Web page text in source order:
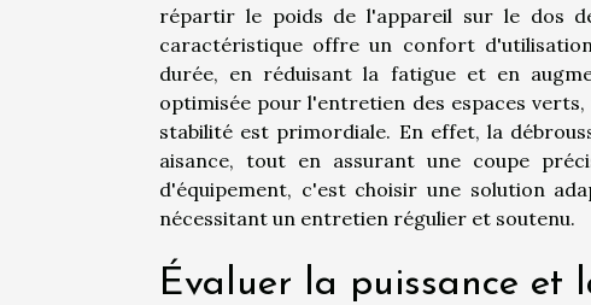
répartir le poids de l'appareil sur le dos
caractéristique offre un confort
durée, en réduisant la fatigue et en
optimisée pour l'entretien des espaces
stabilité est primordiale. En effet, la
aisance, tout en assurant une coupe
d'équipement, c'est choisir une solution
nécessitant un entretien régulier et soutenu.
Évaluer la puissance et